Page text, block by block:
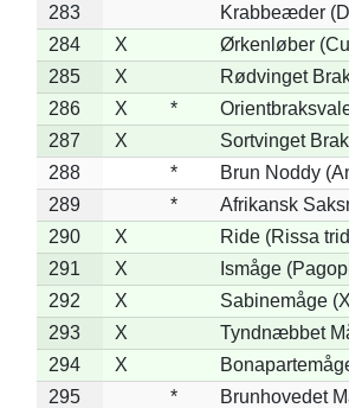
283
Krabbeæder
284
X
Ørkenløber
285
X
Rødvinget
286
X *
287
X
Sortvinget
288
*
Brun Noddy
289
*
Afrikansk
290
X
Ride (Rissa
291
X
Ismåge
292
X
Sabinemåge
293
X
Tyndnæbbet
294
X
295
*
Brunhovedet